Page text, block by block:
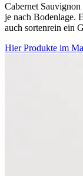
Cabernet
je nach Bodenlage.
auch sortenrein ein
Hier Produkte im